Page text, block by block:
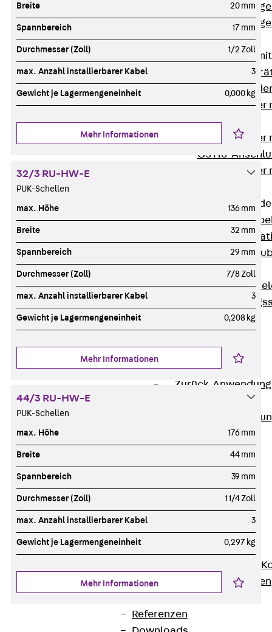
Multimedia
Gerätebecher
Gerätebecher
Anschluss
Gerätebecher
GST18-
Gerätebecher
Zubehör für
Zurück
Optionales
Ersatzteile
Werkzeuge
Anwendungsgebiete
Zurück
Bodengeführte
Rechenzentrum
Funktionserhalt
Services
CAD und BIM
Beratung, Planung,
Individuelle Lösungen
Referenzen
Breite 20 mm
Spannbereich 17 mm
Durchmesser (Zoll) 1/2 Zoll
max. Anzahl installierbarer Kabel 3
Gewicht je Lagermengeneinheit 0,000 kg
Mehr Informationen
32/3 RU-HW-E
PUK-Schellen
max. Höhe 136 mm
Breite 32 mm
Spannbereich 29 mm
Durchmesser (Zoll) 7/8 Zoll
max. Anzahl installierbarer Kabel 3
Gewicht je Lagermengeneinheit 0,208 kg
Mehr Informationen
44/3 RU-HW-E
PUK-Schellen
max. Höhe 176 mm
Breite 44 mm
Spannbereich 39 mm
Durchmesser (Zoll) 1 1/4 Zoll
max. Anzahl installierbarer Kabel 3
Gewicht je Lagermengeneinheit 0,297 kg
Mehr Informationen